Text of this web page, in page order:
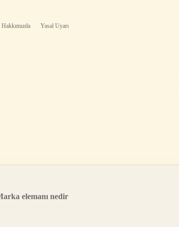
Hakkımızda Yasal Uyarı
elemanı nedir